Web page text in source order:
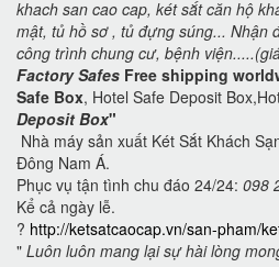
khach san cao cap, két sắt căn hộ
mật, tủ hồ sơ , tủ đựng súng... Nhận
công trình chung cư, bệnh
Factory Safes Free shipping
Safe Box, Hotel Safe Deposit
Deposit Box"
Nhà máy sản xuất Két Sắt Khách
Đông Nam Á.
Phục vụ tận tình chu đáo 24/24: 098
Kể cả ngày lễ.
? http://ketsatcaocap.vn/san-pham/
" Luôn luôn mang lại sự hài lòng